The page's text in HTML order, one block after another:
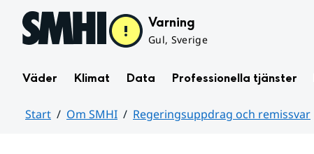
Hoppa till sidans innehåll Varning
Gul, Sverige
Väder Klimat Data Professionella tjänster
Start Om SMHI Regeringsuppdrag och remissvar